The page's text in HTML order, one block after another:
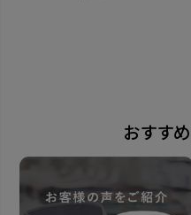
この商品に対
おすす